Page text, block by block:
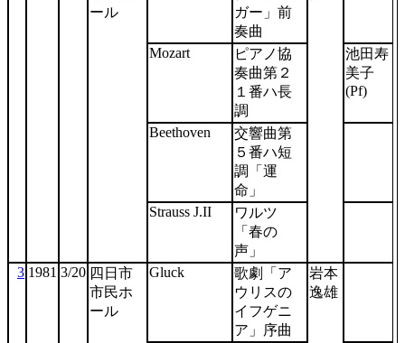
ール
ガー」前
奏曲
Mozart
ピアノ協
奏曲第２
１番ハ長
調
池田寿
美子
(Pf)
Beethoven
交響曲第
５番ハ短
調「運
命」
Strauss J.II
ワルツ
「春の
声」
3 1981 3/20 四日市
市民ホ
ール
Gluck
歌劇「ア
ウリスの
イフゲニ
ア」序曲
岩本
逸雄